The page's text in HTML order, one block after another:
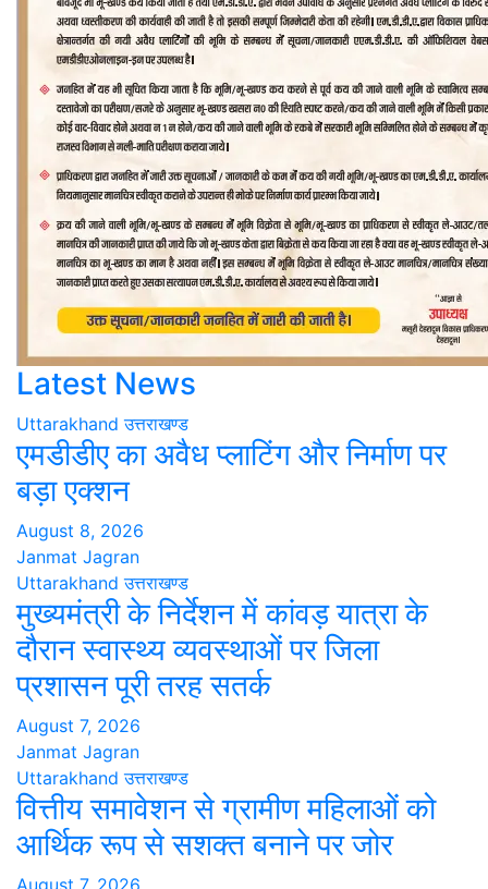
Latest News
Uttarakhand उत्तराखण्ड
एमडीडीए का अवैध प्लाटिंग और निर्माण पर
बड़ा एक्शन
August 8, 2026
Janmat Jagran
Uttarakhand उत्तराखण्ड
मुख्यमंत्री के निर्देशन में कांवड़ यात्रा के
दौरान स्वास्थ्य व्यवस्थाओं पर जिला
प्रशासन पूरी तरह सतर्क
August 7, 2026
Janmat Jagran
Uttarakhand उत्तराखण्ड
वित्तीय समावेशन से ग्रामीण महिलाओं को
आर्थिक रूप से सशक्त बनाने पर जोर